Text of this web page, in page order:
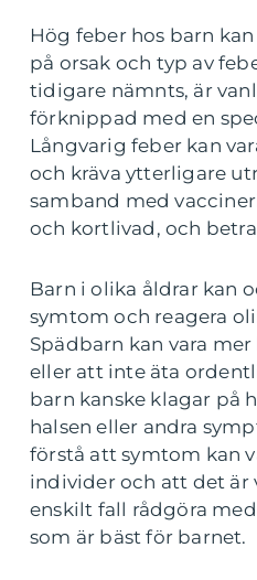
Hög feber hos barn
på orsak och typ av
tidigare nämnts, är
förknippad med en
Långvarig feber kan
och kräva ytterligare
samband med
och kortlivad, och
Barn i olika åldrar kan
symtom och reagera
Spädbarn kan vara
eller att inte äta
barn kanske klagar på
halsen eller andra
förstå att symtom kan
individer och att det är
enskilt fall rådgöra
som är bäst för barnet.